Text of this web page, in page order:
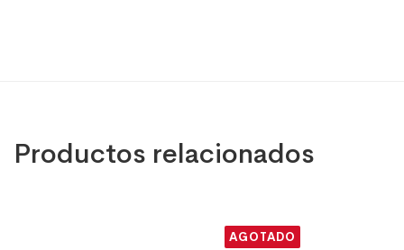
Productos relacionados
AGOTADO